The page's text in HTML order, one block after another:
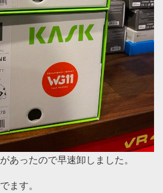
あったので早速卸しました。
ます。